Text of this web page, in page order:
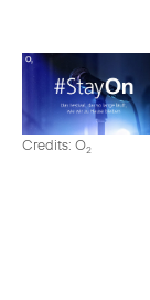
Credits: O2